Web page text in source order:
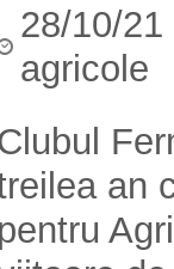
28/10/
agricole
an
pentru